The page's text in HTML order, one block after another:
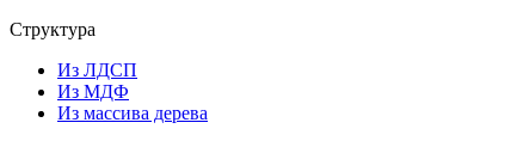
Структура
Из ЛДСП
Из МДФ
Из массива дерева